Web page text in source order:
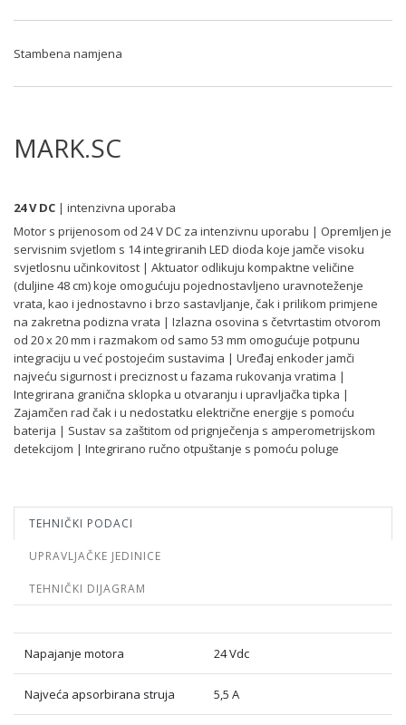
Stambena namjena
MARK.SC
24 V DC | intenzivna uporaba
Motor s prijenosom od 24 V DC za intenzivnu uporabu | Opremljen je
servisnim svjetlom s 14 integriranih LED dioda koje jamče visoku
svjetlosnu učinkovitost | Aktuator odlikuju kompaktne veličine
(duljine 48 cm) koje omogućuju pojednostavljeno uravnoteženje
vrata, kao i jednostavno i brzo sastavljanje, čak i prilikom primjene
na zakretna podizna vrata | Izlazna osovina s četvrtastim otvorom
od 20 x 20 mm i razmakom od samo 53 mm omogućuje potpunu
integraciju u već postojećim sustavima | Uređaj enkoder jamči
najveću sigurnost i preciznost u fazama rukovanja vratima |
Integrirana granična sklopka u otvaranju i upravljačka tipka |
Zajamčen rad čak i u nedostatku električne energije s pomoću
baterija | Sustav sa zaštitom od prignječenja s amperometrijskom
detekcijom | Integrirano ručno otpuštanje s pomoću poluge
TEHNIČKI PODACI
UPRAVLJAČKE JEDINICE
TEHNIČKI DIJAGRAM
Napajanje motora 24 Vdc
Najveća apsorbirana struja 5,5 A